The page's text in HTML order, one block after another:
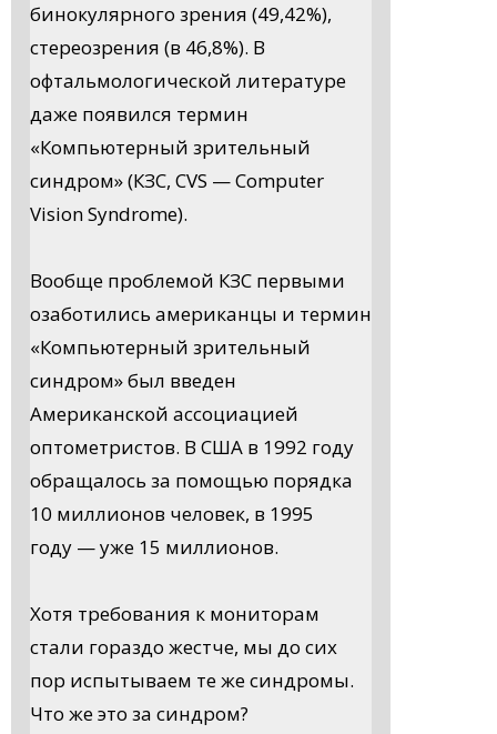
бинокулярного зрения (49,42%),
стереозрения (в 46,8%). В
офтальмологической литературе
даже появился термин
«Компьютерный зрительный
синдром» (КЗС, CVS — Computer
Vision Syndrome).
Вообще проблемой КЗС первыми
озаботились американцы и термин
«Компьютерный зрительный
синдром» был введен
Американской ассоциацией
оптометристов. В США в 1992 году
обращалось за помощью порядка
10 миллионов человек, в 1995
году — уже 15 миллионов.
Хотя требования к мониторам
стали гораздо жестче, мы до сих
пор испытываем те же синдромы.
Что же это за синдром?